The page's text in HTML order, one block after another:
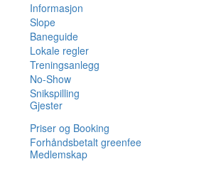
Informasjon
Slope
Baneguide
Lokale regler
Treningsanlegg
No-Show
Snikspilling
Gjester
Priser og Booking
Forhåndsbetalt greenfee
Medlemskap